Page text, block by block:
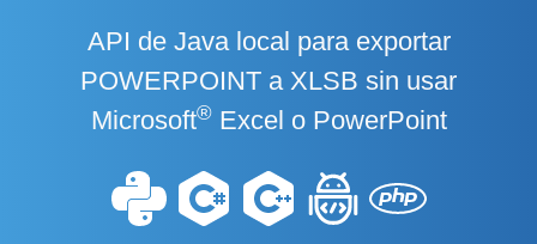
API de Java local para exportar
POWERPOINT a XLSB sin usar
Microsoft®Excel o PowerPoint